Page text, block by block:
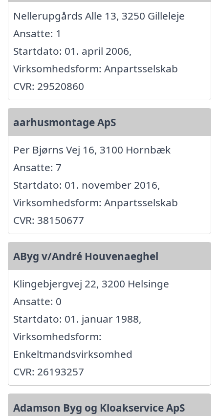
Nellerupgårds Alle 13, 3250 Gilleleje
Ansatte: 1
Startdato: 01. april 2006,
Virksomhedsform: Anpartsselskab
CVR: 29520860
aarhusmontage ApS
Per Bjørns Vej 16, 3100 Hornbæk
Ansatte: 7
Startdato: 01. november 2016,
Virksomhedsform: Anpartsselskab
CVR: 38150677
AByg v/André Houvenaeghel
Klingebjergvej 22, 3200 Helsinge
Ansatte: 0
Startdato: 01. januar 1988,
Virksomhedsform:
Enkeltmandsvirksomhed
CVR: 26193257
Adamson Byg og Kloakservice ApS